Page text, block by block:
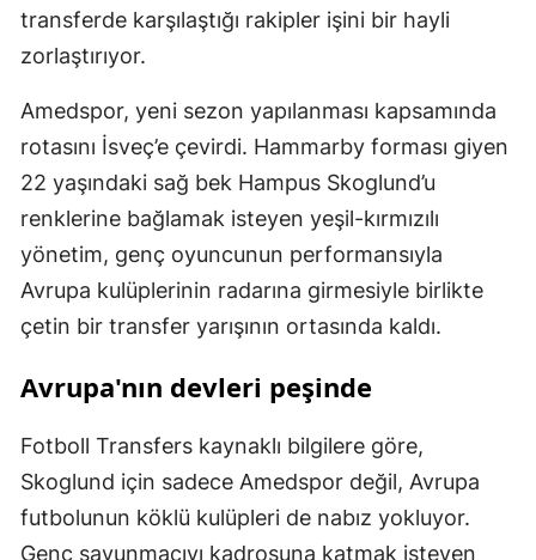
transferde karşılaştığı rakipler işini bir hayli
zorlaştırıyor.
Amedspor, yeni sezon yapılanması kapsamında
rotasını İsveç’e çevirdi. Hammarby forması giyen
22 yaşındaki sağ bek Hampus Skoglund’u
renklerine bağlamak isteyen yeşil-kırmızılı
yönetim, genç oyuncunun performansıyla
Avrupa kulüplerinin radarına girmesiyle birlikte
çetin bir transfer yarışının ortasında kaldı.
Avrupa'nın devleri peşinde
Fotboll Transfers kaynaklı bilgilere göre,
Skoglund için sadece Amedspor değil, Avrupa
futbolunun köklü kulüpleri de nabız yokluyor.
Genç savunmacıyı kadrosuna katmak isteyen